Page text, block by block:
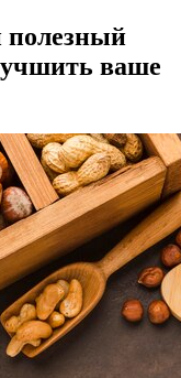
ваше